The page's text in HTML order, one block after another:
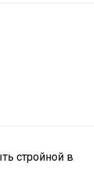
стройной в